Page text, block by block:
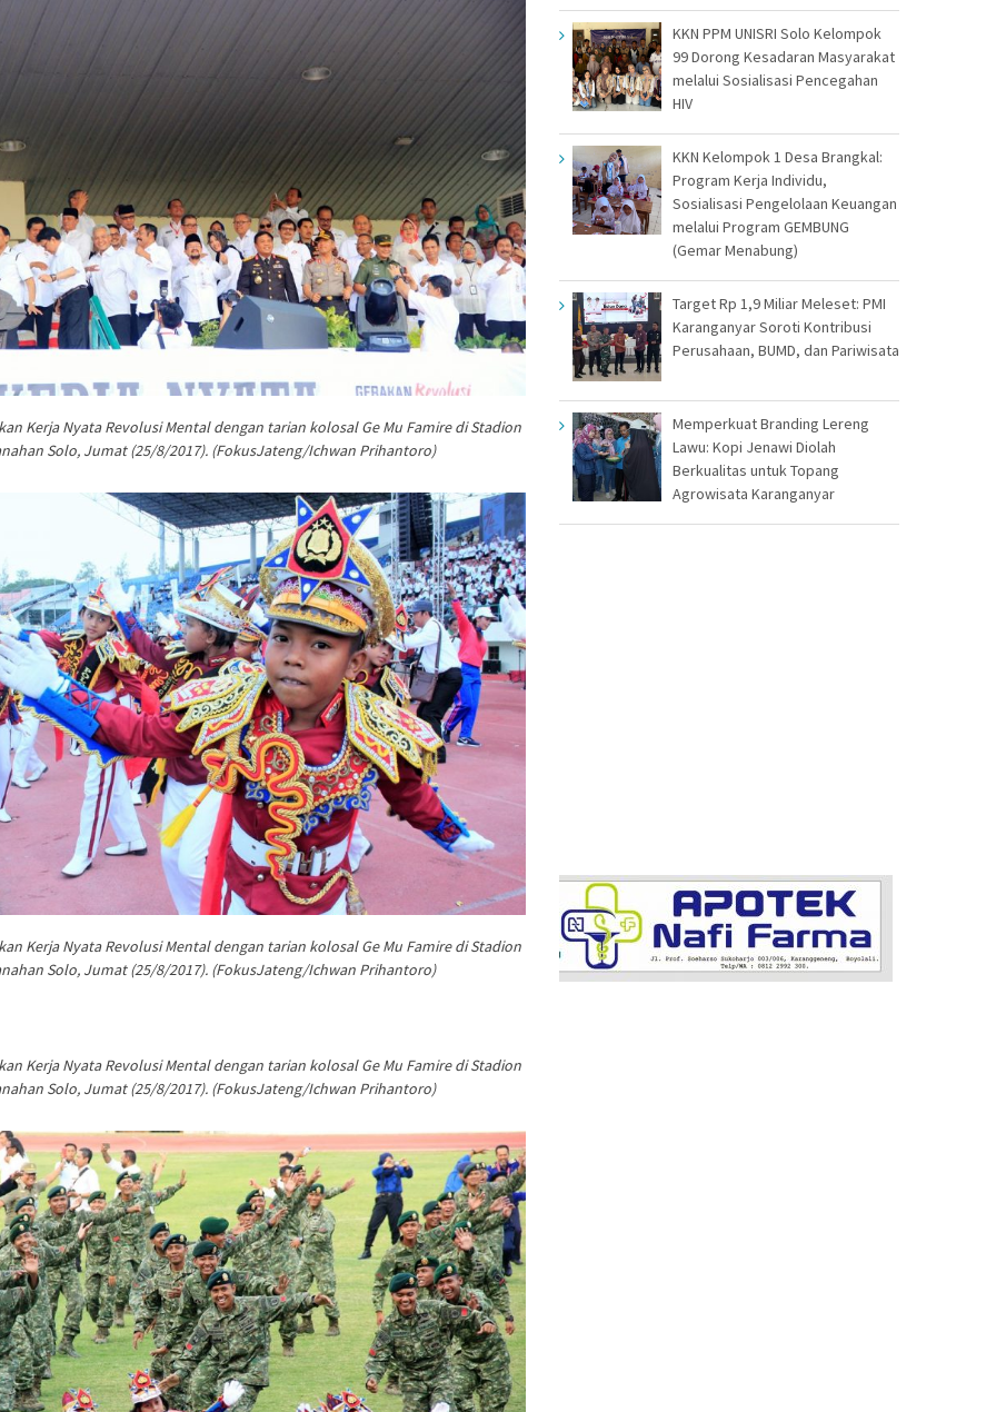
Kerja Nyata Revolusi Mental dengan tarian kolosal Ge Mu Famire di Stadion
Solo, Jumat (25/8/2017). (FokusJateng/Ichwan Prihantoro)
Kerja Nyata Revolusi Mental dengan tarian kolosal Ge Mu Famire di Stadion
Solo, Jumat (25/8/2017). (FokusJateng/Ichwan Prihantoro)
Kerja Nyata Revolusi Mental dengan tarian kolosal Ge Mu Famire di Stadion
Solo, Jumat (25/8/2017). (FokusJateng/Ichwan Prihantoro)
KKN PPM UNISRI Solo Kelompok
99 Dorong Kesadaran Masyarakat
melalui Sosialisasi Pencegahan
HIV
KKN Kelompok 1 Desa Brangkal:
Program Kerja Individu,
Sosialisasi Pengelolaan Keuangan
melalui Program GEMBUNG
(Gemar Menabung)
Target Rp 1,9 Miliar Meleset: PMI
Karanganyar Soroti Kontribusi
Perusahaan, BUMD, dan Pariwisata
Memperkuat Branding Lereng
Lawu: Kopi Jenawi Diolah
Berkualitas untuk Topang
Agrowisata Karanganyar